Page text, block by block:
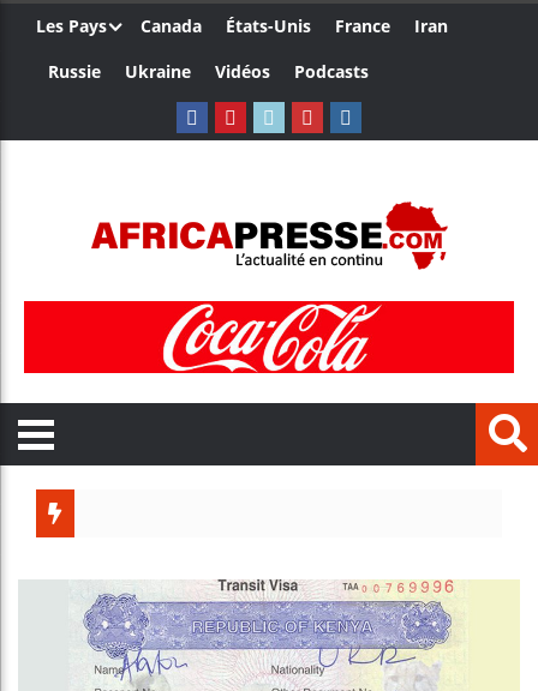
Les Pays Canada États-Unis France
Iran
Russie
Ukraine Vidéos Podcasts
Réforme